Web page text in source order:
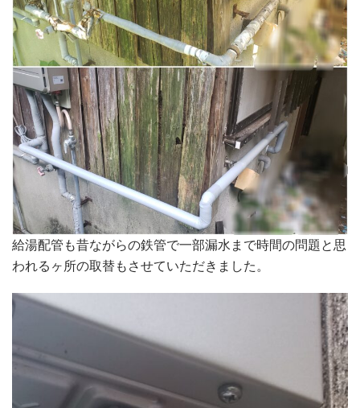
給湯配管も昔ながらの鉄管で一部漏水まで時間の問題と思
われるヶ所の取替もさせていただきました。